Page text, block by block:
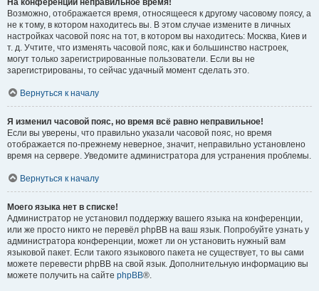
На конференции неправильное время!
Возможно, отображается время, относящееся к другому часовому поясу, а
не к тому, в котором находитесь вы. В этом случае измените в личных
настройках часовой пояс на тот, в котором вы находитесь: Москва, Киев и
т. д. Учтите, что изменять часовой пояс, как и большинство настроек,
могут только зарегистрированные пользователи. Если вы не
зарегистрированы, то сейчас удачный момент сделать это.
Вернуться к началу
Я изменил часовой пояс, но время всё равно неправильное!
Если вы уверены, что правильно указали часовой пояс, но время
отображается по-прежнему неверное, значит, неправильно установлено
время на сервере. Уведомите администратора для устранения проблемы.
Вернуться к началу
Моего языка нет в списке!
Администратор не установил поддержку вашего языка на конференции,
или же просто никто не перевёл phpBB на ваш язык. Попробуйте узнать у
администратора конференции, может ли он установить нужный вам
языковой пакет. Если такого языкового пакета не существует, то вы сами
можете перевести phpBB на свой язык. Дополнительную информацию вы
можете получить на сайте phpBB®.